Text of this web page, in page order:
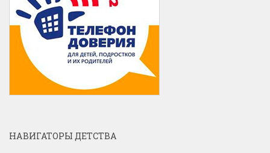
НАВИГАТОРЫ ДЕТСТВА